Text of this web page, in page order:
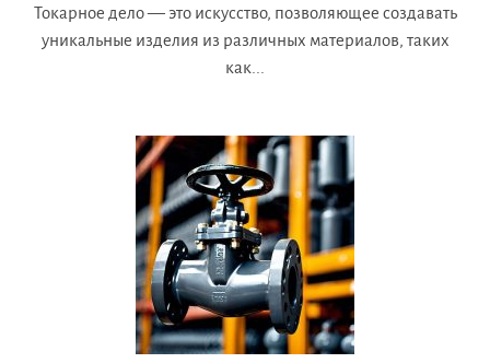
Токарное дело — это искусство, позволяющее создавать
уникальные изделия из различных материалов, таких
как...